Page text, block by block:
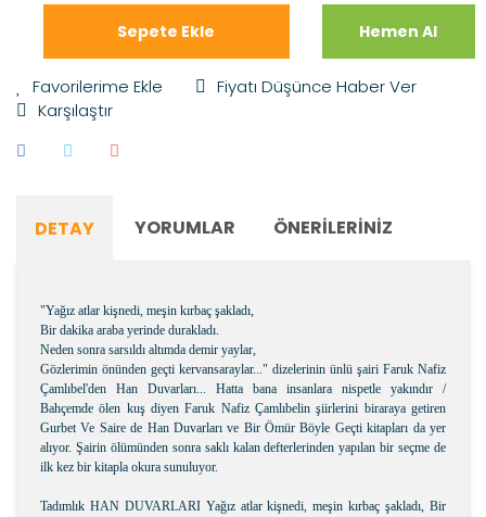
Sepete Ekle Hemen Al
Fiyatı Düşünce Haber Ver
Karşılaştır
DETAY YORUMLAR ÖNERILERINIZ
"Yağız atlar kişnedi, meşin kırbaç şakladı,
Bir dakika araba yerinde durakladı.
Neden sonra sarsıldı altımda demir yaylar,
Gözlerimin önünden geçti kervansaraylar..." dizelerinin ünlü şairi Faruk Nafiz
Çamlıbel'den Han Duvarları... Hatta bana insanlara nispetle yakındır /
Bahçemde ölen kuş diyen Faruk Nafiz Çamlıbelin şiirlerini biraraya getiren
Gurbet Ve Saire de Han Duvarları ve Bir Ömür Böyle Geçti kitapları da yer
alıyor. Şairin ölümünden sonra saklı kalan defterlerinden yapılan bir seçme de
ilk kez bir kitapla okura sunuluyor.
Tadımlık HAN DUVARLARI Yağız atlar kişnedi, meşin kırbaç şakladı, Bir